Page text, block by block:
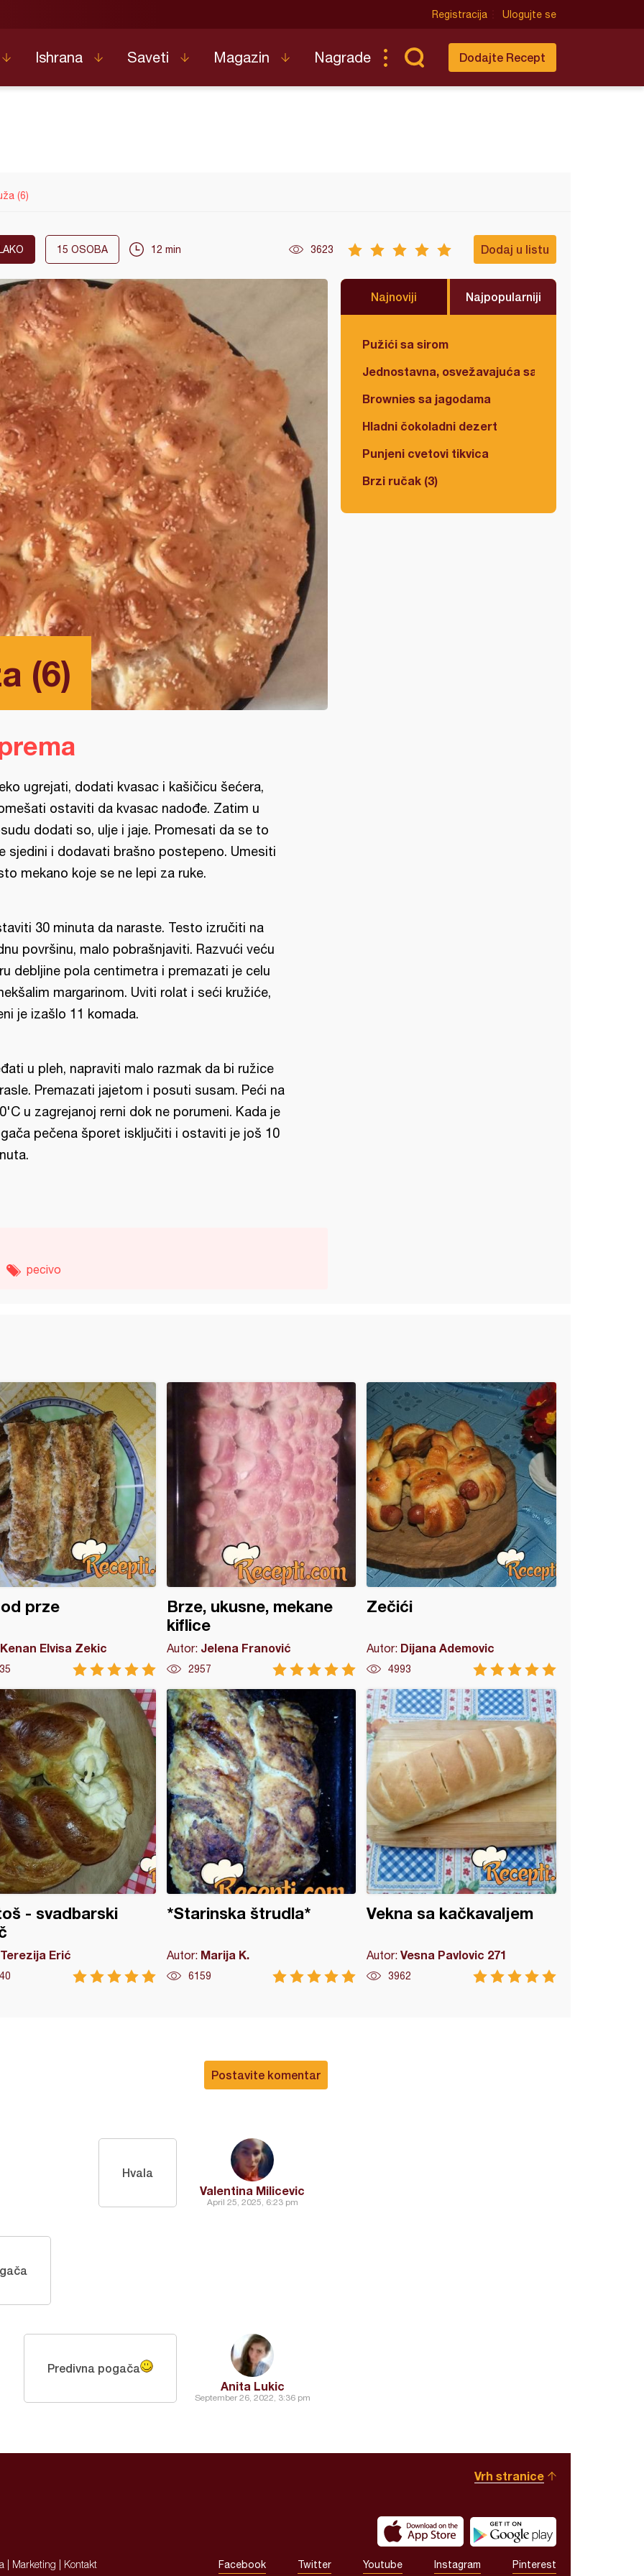
Registracija Ulogujte se
Ishrana Saveti Magazin Nagrade Dodajte Recept
(6)
LAKO 15 OSOBA 12 min 3623 Dodaj u listu
(6)
Najnoviji Najpopularniji
Pužići sa sirom
Jednostavna, osvežavajuća salata
Brownies sa jagodama
Hladni čokoladni dezert
Punjeni cvetovi tikvica
Brzi ručak (3)
ugrejati, dodati kvasac i kašičicu šećera,
ostaviti da kvasac nadođe. Zatim u
dodati so, ulje i jaje. Promesati da se to
sjedini i dodavati brašno postepeno. Umesiti
mekano koje se ne lepi za ruke.
30 minuta da naraste. Testo izručiti na
površinu, malo pobrašnjaviti. Razvući veću
debljine pola centimetra i premazati je celu
margarinom. Uviti rolat i seći kružiće,
je izašlo 11 komada.
u pleh, napraviti malo razmak da bi ružice
Premazati jajetom i posuti susam. Peći na
u zagrejanoj rerni dok ne porumeni. Kada je
pečena šporet isključiti i ostaviti je još 10
pecivo
prze
Kenan Elvisa Zekic
Brze, ukusne, mekane
kiflice
Autor: Jelena Franović
2957
Zečići
Autor: Dijana Ademovic
4993
- svadbarski
Terezija Erić
*Starinska štrudla*
Autor: Marija K.
6159
Vekna sa kačkavaljem
Autor:Vesna Pavlovic 271
3962
Postavite komentar
Valentina Milicevic
April 25, 2025, 6:23 pm
Hvala
Anita Lukic
September 26, 2022, 3:36 pm
Predivna pogača
Vrh stranice
Marketing Kontakt Facebook Twitter Youtube Instagram Pinterest